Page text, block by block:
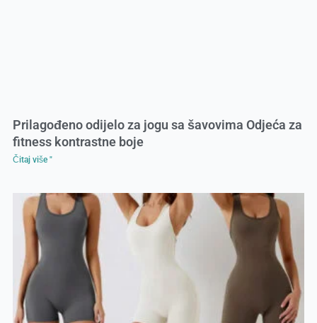
Prilagođeno odijelo za jogu sa šavovima Odjeća za
fitness kontrastne boje
Čitaj više "